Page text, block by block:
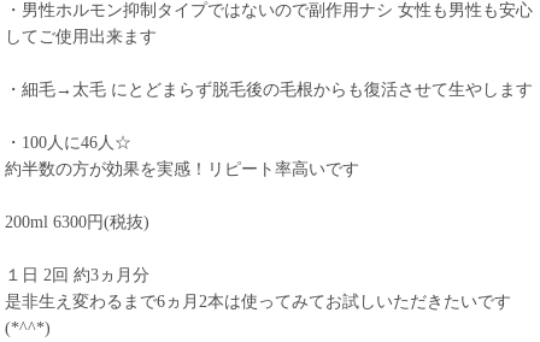
・男性ホルモン抑制タイプではないので副作用ナシ 女性も男性も安心
してご使用出来ます
・細毛→太毛 にとどまらず脱毛後の毛根からも復活させて生やします
・100人に46人☆
約半数の方が効果を実感！リピート率高いです
200ml 6300円(税抜)
１日 2回 約3ヵ月分
是非生え変わるまで6ヵ月2本は使ってみてお試しいただきたいです
(*^^*)